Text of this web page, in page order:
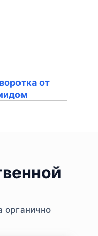
от
органично